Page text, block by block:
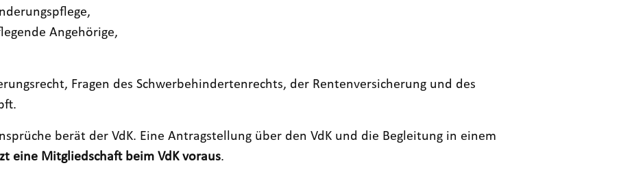
Angehörige,
Fragen des Schwerbehindertenrechts, der Rentenversicherung und des
berät der VdK. Eine Antragstellung über den VdK und die Begleitung in einem
eine Mitgliedschaft beim VdK voraus.